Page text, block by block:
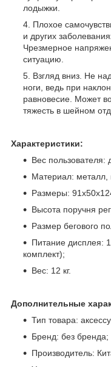
лодыжки.
Плохое
и других
Чрезмерное
ситуацию.
Взгляд вниз. Не
ноги, ведь при
равновесие. Может
тяжесть в шейном
Характеристики:
Вес пользователя:
Материал: металл,
Размеры:
Высота поручня
Размер бегового
Питание дисплея:
комплект);
Вес: 12 кг.
Дополнительные
Тип товара:
Бренд: без бренда;
Производитель: